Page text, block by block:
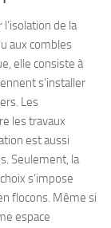
de la
aux combles
elle consiste à
s’installer
Les
les travaux
est aussi
Seulement, la
s’impose
flocons. Même si
espace